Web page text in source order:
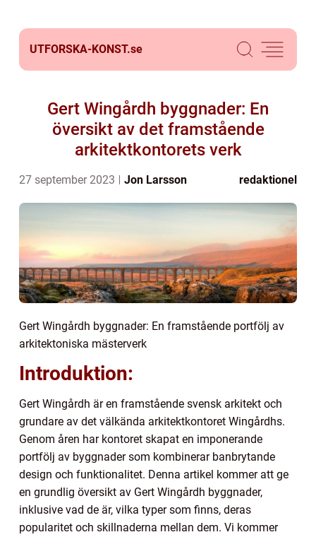
UTFORSKA-KONST.se
Gert Wingårdh byggnader: En
översikt av det framstående
arkitektkontorets verk
27 september 2023 Jon Larsson redaktionel
Gert Wingårdh byggnader: En framstående portfölj av
arkitektoniska mästerverk
Introduktion:
Gert Wingårdh är en framstående svensk arkitekt och
grundare av det välkända arkitektkontoret Wingårdhs.
Genom åren har kontoret skapat en imponerande
portfölj av byggnader som kombinerar banbrytande
design och funktionalitet. Denna artikel kommer att ge
en grundlig översikt av Gert Wingårdh byggnader,
inklusive vad de är, vilka typer som finns, deras
popularitet och skillnaderna mellan dem. Vi kommer